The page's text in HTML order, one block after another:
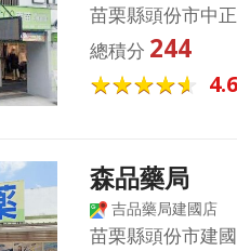
苗栗縣頭份市中
總積分 244
4.6
森品藥局
吉品藥局建國店
苗栗縣頭份市建